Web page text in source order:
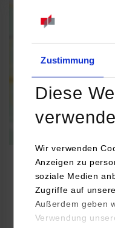
Zustimmung
Diese
Wir verwenden
Anzeigen zu
soziale Medien
Zugriffe auf
Außerdem geben
Verwendung
Informatik